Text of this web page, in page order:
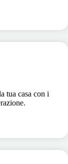
tua casa con i